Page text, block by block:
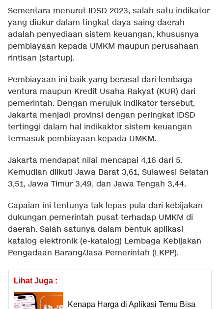
Sementara menurut IDSD 2023, salah satu indikator
yang diukur dalam tingkat daya saing daerah
adalah penyediaan sistem keuangan, khususnya
pembiayaan kepada UMKM maupun perusahaan
rintisan (startup).
Pembiayaan ini baik yang berasal dari lembaga
ventura maupun Kredit Usaha Rakyat (KUR) dari
pemerintah. Dengan merujuk indikator tersebut,
Jakarta menjadi provinsi dengan peringkat IDSD
tertinggi dalam hal indikaktor sistem keuangan
termasuk pembiayaan kepada UMKM.
Jakarta mendapat nilai mencapai 4,16 dari 5.
Kemudian diikuti Jawa Barat 3,61, Sulawesi Selatan
3,51, Jawa Timur 3,49, dan Jawa Tengah 3,44.
Capaian ini tentunya tak lepas pula dari kebijakan
dukungan pemerintah pusat terhadap UMKM di
daerah. Salah satunya dalam bentuk aplikasi
katalog elektronik (e-katalog) Lembaga Kebijakan
Pengadaan Barang/Jasa Pemerintah (LKPP).
Lihat Juga :
Kenapa Harga di Aplikasi Temu Bisa